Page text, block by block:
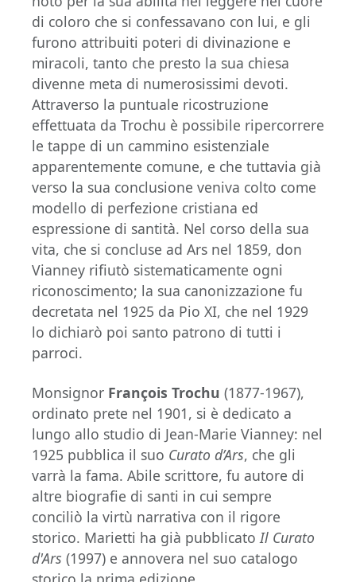
di coloro che si confessavano con lui, e gli
furono attribuiti poteri di divinazione e
miracoli, tanto che presto la sua chiesa
divenne meta di numerosissimi devoti.
Attraverso la puntuale ricostruzione
effettuata da Trochu è possibile ripercorrere
le tappe di un cammino esistenziale
apparentemente comune, e che tuttavia già
verso la sua conclusione veniva colto come
modello di perfezione cristiana ed
espressione di santità. Nel corso della sua
vita, che si concluse ad Ars nel 1859, don
Vianney rifiutò sistematicamente ogni
riconoscimento; la sua canonizzazione fu
decretata nel 1925 da Pio XI, che nel 1929
lo dichiarò poi santo patrono di tutti i
parroci.
Monsignor François Trochu (1877-1967),
ordinato prete nel 1901, si è dedicato a
lungo allo studio di Jean-Marie Vianney: nel
1925 pubblica il suo Curato d’Ars, che gli
varrà la fama. Abile scrittore, fu autore di
altre biografie di santi in cui sempre
conciliò la virtù narrativa con il rigore
storico. Marietti ha già pubblicatoIl Curato
d'Ars (1997) e annovera nel suo catalogo